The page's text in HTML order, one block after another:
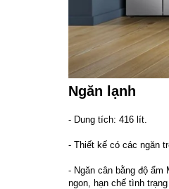
Ngăn lạnh
- Dung tích: 416 lít.
- Thiết kế có các ngăn
- Ngăn cân bằng độ
ngon, hạn chế tình trạng